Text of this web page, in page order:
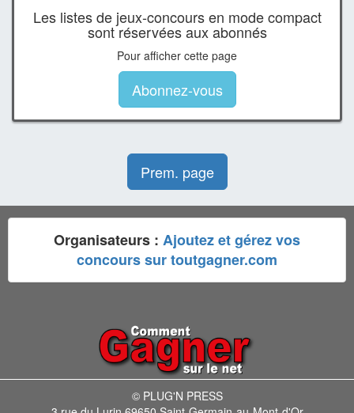
Les listes de jeux-concours en mode compact
sont réservées aux abonnés
Pour afficher cette page
Abonnez-vous
Prem. page
Organisateurs : Ajoutez et gérez vos
concours sur toutgagner.com
© PLUG'N PRESS